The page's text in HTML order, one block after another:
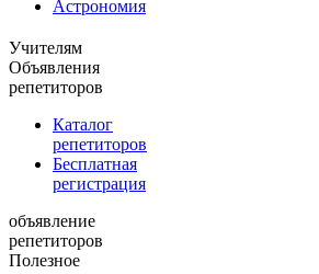
Астрономия
Учителям
Объявления
репетиторов
Каталог
репетиторов
Бесплатная
регистрация
объявление
репетиторов
Полезное